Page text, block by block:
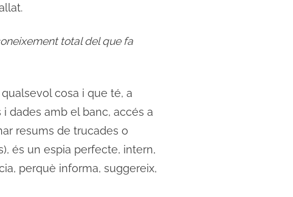
total del que fa
cosa i que té, a
dades amb el banc, accés a
resums de trucades o
és un espia perfecte, intern,
perquè informa, suggereix,